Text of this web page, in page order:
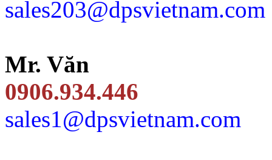
sales203@dpsvietnam.com
Mr. Văn
0906.934.446
sales1@dpsvietnam.com